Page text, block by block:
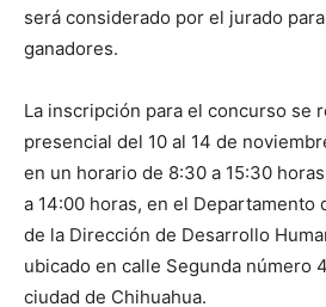
será considerado por el jurado
ganadores.
La inscripción para el concurso se
presencial del 10 al 14 de
en un horario de 8:30 a 15:30
a 14:00 horas, en el Departamento
de la Dirección de Desarrollo
ubicado en calle Segunda número
ciudad de Chihuahua.